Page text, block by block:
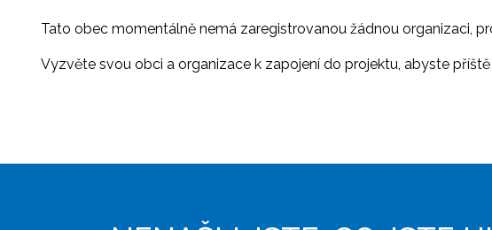
Tato obec momentálně nemá zaregistrovanou žádnou organizaci,
Vyzvěte svou obci a organizace k zapojení do projektu, abyste